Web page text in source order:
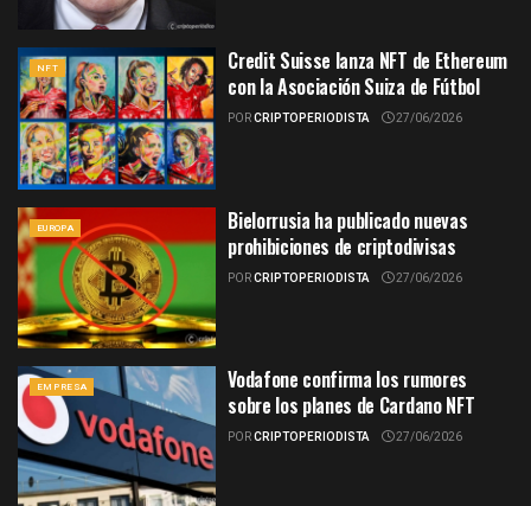
NFT
Credit Suisse lanza NFT de Ethereum
con la Asociación Suiza de Fútbol
PORCRIPTOPERIODISTA 27/06/2026
EUROPA
Bielorrusia ha publicado nuevas
prohibiciones de criptodivisas
PORCRIPTOPERIODISTA 27/06/2026
EMPRESA
Vodafone confirma los rumores
sobre los planes de Cardano NFT
PORCRIPTOPERIODISTA 27/06/2026